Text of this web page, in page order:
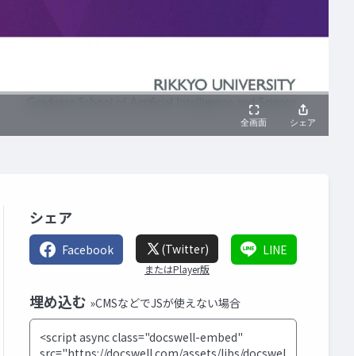
シェア
Facebook (Twitter)
またはPlayer版
LINE
埋め込む »CMSなどでJSが使えない場合